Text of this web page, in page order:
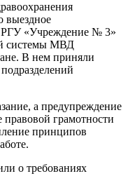
выездное
РГУ «Учреждение № 3»
системы МВД
В нем приняли
а предупреждение
грамотности
принципов
о требованиях